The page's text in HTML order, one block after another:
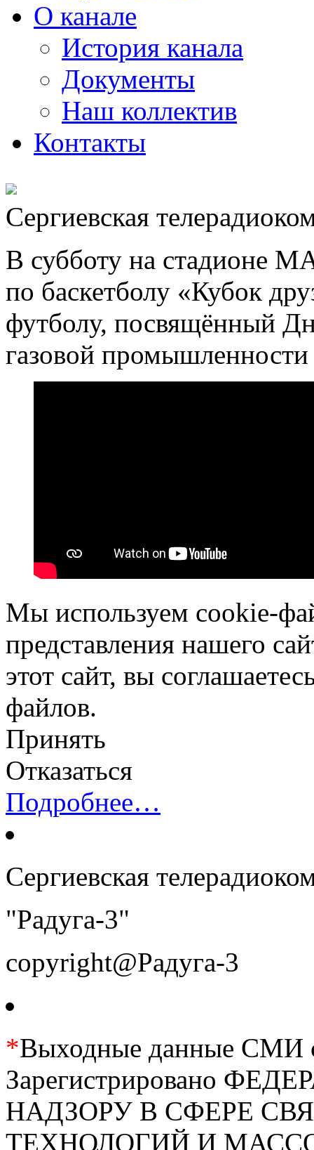
О канале
История канала
Документы
Наш коллектив
Контакты
Сергиевская
В субботу на стадионе
по баскетболу «Кубок
футболу, посвящённый
газовой промышленности
Мы используем cookie-
представления нашего
этот сайт, вы
файлов.
Принять
Отказаться
Подробнее…
Сергиевская
"Радуга-3"
copyright@Радуга-3
*Выходные данные СМИ
Зарегистрировано
НАДЗОРУ В СФЕРЕ
ТЕХНОЛОГИЙ И